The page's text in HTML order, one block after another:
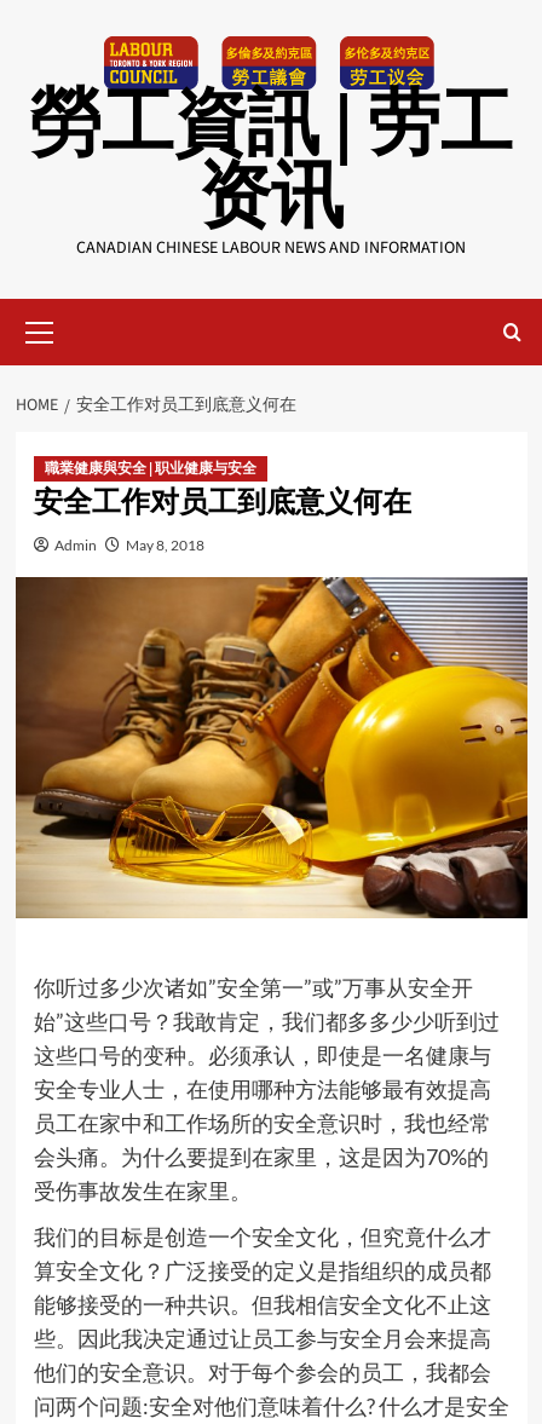
勞工資訊 | 劳工
资讯
CANADIAN CHINESE LABOUR NEWS AND INFORMATION
Menu
HOME 安全工作对员工到底意义何在
職業健康與安全 | 职业健康与安全
安全工作对员工到底意义何在
Admin May 8, 2018
你听过多少次诸如”安全第一”或”万事从安全开
始”这些口号？我敢肯定，我们都多多少少听到过
这些口号的变种。必须承认，即使是一名健康与
安全专业人士，在使用哪种方法能够最有效提高
员工在家中和工作场所的安全意识时，我也经常
会头痛。为什么要提到在家里，这是因为70%的
受伤事故发生在家里。
我们的目标是创造一个安全文化，但究竟什么才
算安全文化？广泛接受的定义是指组织的成员都
能够接受的一种共识。但我相信安全文化不止这
些。因此我决定通过让员工参与安全月会来提高
他们的安全意识。对于每个参会的员工，我都会
问两个问题:安全对他们意味着什么? 什么才是安全